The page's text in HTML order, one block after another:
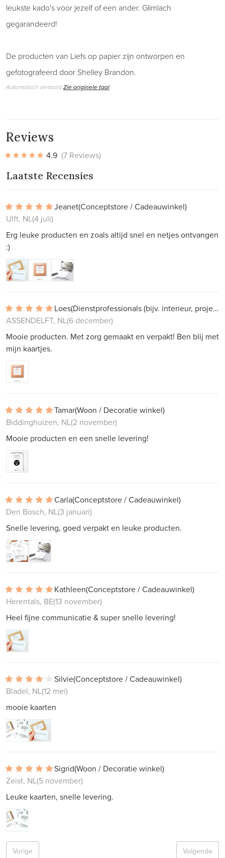
leukste kado's voor jezelf of een ander. Glimlach
gegarandeerd!
De producten van Liefs op papier zijn ontworpen en
gefotografeerd door Shelley Brandon.
Automatisch vertaaldZie originele taal
Reviews
4.9 (7 Reviews)
Laatste Recensies
Jeanet(Conceptstore / Cadeauwinkel)
Ulft, NL(4 juli)
Erg leuke producten en zoals altijd snel en netjes ontvangen
:)
Loes
(Dienstprofessionals (bijv. interieur, projectwerk))
ASSENDELFT, NL(6 december)
Mooie producten. Met zorg gemaakt en verpakt! Ben blij met
mijn kaartjes.
Tamar(Woon / Decoratie winkel)
Biddinghuizen, NL(2 november)
Mooie producten en een snelle levering!
Carla(Conceptstore / Cadeauwinkel)
Den Bosch, NL(3 januari)
Snelle levering, goed verpakt en leuke producten.
Kathleen(Conceptstore / Cadeauwinkel)
Herentals, BE(13 november)
Heel fijne communicatie & super snelle levering!
Silvie(Conceptstore / Cadeauwinkel)
Bladel, NL(12 mei)
mooie kaarten
Sigrid(Woon / Decoratie winkel)
Zeist, NL(5 november)
Leuke kaarten, snelle levering.
Volgende
Vorige